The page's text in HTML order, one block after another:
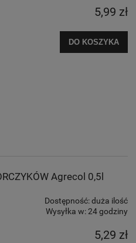
5,99 zł
DO KOSZYKA
Agrecol 0,5l
Dostępność:duża ilość
Wysyłka w:24 godziny
5,29 zł